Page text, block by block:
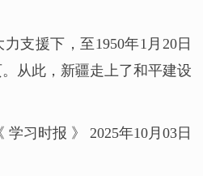
支援下，至1950年1月20日
从此，新疆走上了和平建设
学习时报 》 2025年10月03日